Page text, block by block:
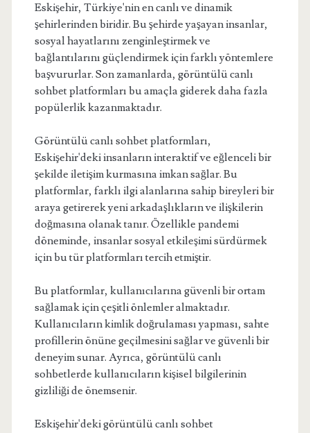
Eskişehir, Türkiye'nin en canlı ve dinamik
şehirlerinden biridir. Bu şehirde yaşayan insanlar,
sosyal hayatlarını zenginleştirmek ve
bağlantılarını güçlendirmek için farklı yöntemlere
başvururlar. Son zamanlarda, görüntülü canlı
sohbet platformları bu amaçla giderek daha fazla
popülerlik kazanmaktadır.
Görüntülü canlı sohbet platformları,
Eskişehir'deki insanların interaktif ve eğlenceli bir
şekilde iletişim kurmasına imkan sağlar. Bu
platformlar, farklı ilgi alanlarına sahip bireyleri bir
araya getirerek yeni arkadaşlıkların ve ilişkilerin
doğmasına olanak tanır. Özellikle pandemi
döneminde, insanlar sosyal etkileşimi sürdürmek
için bu tür platformları tercih etmiştir.
Bu platformlar, kullanıcılarına güvenli bir ortam
sağlamak için çeşitli önlemler almaktadır.
Kullanıcıların kimlik doğrulaması yapması, sahte
profillerin önüne geçilmesini sağlar ve güvenli bir
deneyim sunar. Ayrıca, görüntülü canlı
sohbetlerde kullanıcıların kişisel bilgilerinin
gizliliği de önemsenir.
Eskişehir'deki görüntülü canlı sohbet